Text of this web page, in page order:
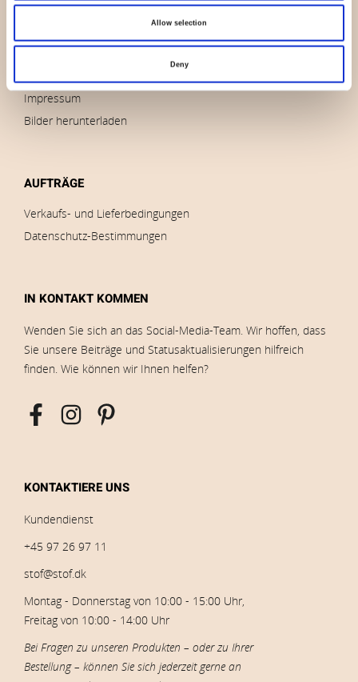
Allow selection
Deny
Kontakt
Impressum
Bilder herunterladen
AUFTRÄGE
Verkaufs- und Lieferbedingungen
Datenschutz-Bestimmungen
IN KONTAKT KOMMEN
Wenden Sie sich an das Social-Media-Team. Wir hoffen, dass
Sie unsere Beiträge und Statusaktualisierungen hilfreich
finden. Wie können wir Ihnen helfen?
KONTAKTIERE UNS
Kundendienst
+45 97 26 97 11
stof@stof.dk
Montag - Donnerstag von 10:00 - 15:00 Uhr,
Freitag von 10:00 - 14:00 Uhr
Bei Fragen zu unseren Produkten – oder zu Ihrer
Bestellung – können Sie sich jederzeit gerne an